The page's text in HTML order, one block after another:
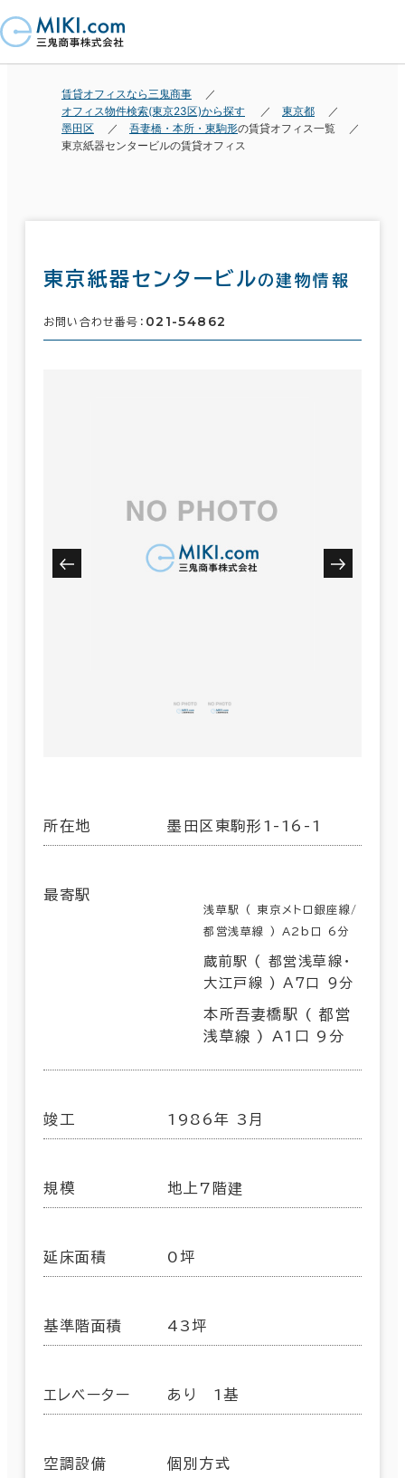
賃貸オフィスなら三鬼商事
オフィス物件検索(東京23区)から探す
東京都
墨田区
吾妻橋・本所・東駒形の賃貸オフィス一覧
東京紙器センタービルの賃貸オフィス
東京紙器センタービルの建物情報
お問い合わせ番号： 021-54862
所在地 墨田区東駒形1-16-1
最寄駅
浅草駅 ( 東京メトロ銀座線/
都営浅草線 ) A2b口 6分
蔵前駅 ( 都営浅草線･
大江戸線 ) A7口 9分
本所吾妻橋駅 ( 都営
浅草線 ) A1口 9分
竣工 1986年 3月
規模 地上7階建
延床面積 0坪
基準階面積 43坪
エレベーター あり 1基
空調設備 個別方式